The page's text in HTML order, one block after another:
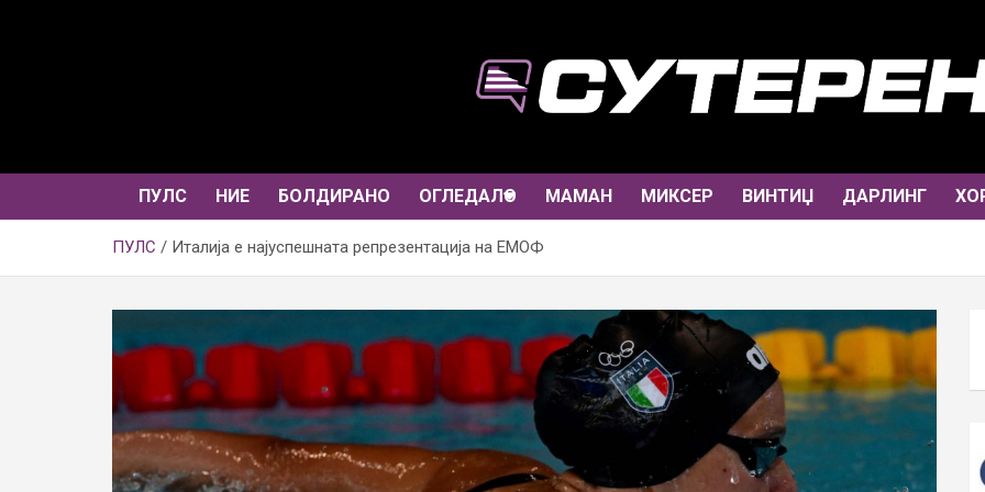
ПУЛС НИЕ БОЛДИРАНО ОГЛЕДАЛО МАМАН МИКСЕР ВИНТИЏ ДАРЛИНГ
ПУЛС Италија е најуспешната репрезентација на ЕМОФ